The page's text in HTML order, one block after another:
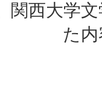
関西大学
た